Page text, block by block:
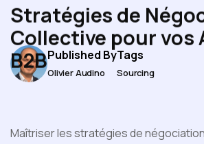
Stratégies de
Collective pour vos
B2BPublished By
Olivier Audino
Tags
Sourcing
Maîtriser les stratégies de